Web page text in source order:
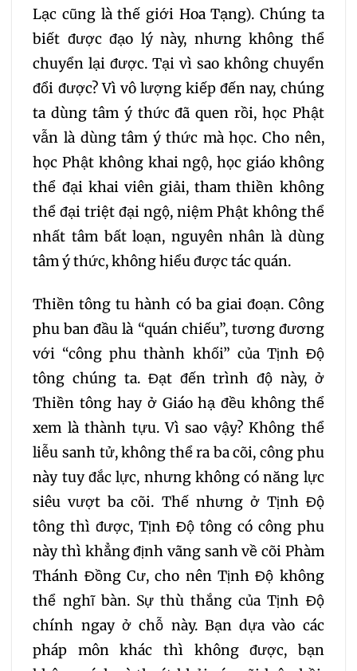
Lạc cũng là thế giới Hoa Tạng). Chúng ta
biết được đạo lý này, nhưng không thể
chuyển lại được. Tại vì sao không chuyển
đổi được? Vì vô lượng kiếp đến nay, chúng
ta dùng tâm ý thức đã quen rồi, học Phật
vẫn là dùng tâm ý thức mà học. Cho nên,
học Phật không khai ngộ, học giáo không
thể đại khai viên giải, tham thiền không
thể đại triệt đại ngộ, niệm Phật không thể
nhất tâm bất loạn, nguyên nhân là dùng
tâm ý thức, không hiểu được tác quán.
Thiền tông tu hành có ba giai đoạn. Công
phu ban đầu là “quán chiếu”, tương đương
với “công phu thành khối” của Tịnh Độ
tông chúng ta. Đạt đến trình độ này, ở
Thiền tông hay ở Giáo hạ đều không thể
xem là thành tựu. Vì sao vậy? Không thể
liễu sanh tử, không thể ra ba cõi, công phu
này tuy đắc lực, nhưng không có năng lực
siêu vượt ba cõi. Thế nhưng ở Tịnh Độ
tông thì được, Tịnh Độ tông có công phu
này thì khẳng định vãng sanh về cõi Phàm
Thánh Đồng Cư, cho nên Tịnh Độ không
thể nghĩ bàn. Sự thù thắng của Tịnh Độ
chính ngay ở chỗ này. Bạn dựa vào các
pháp môn khác thì không được, bạn